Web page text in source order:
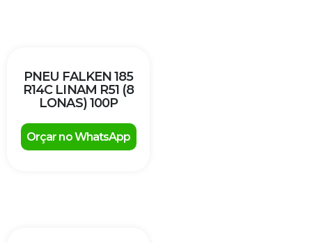
PNEU FALKEN 185
R14C LINAM R51 (8
LONAS) 100P
Orçar no WhatsApp